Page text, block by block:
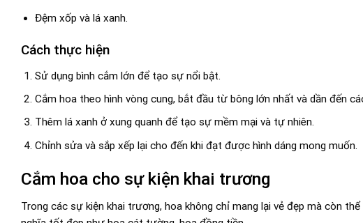
Đệm xốp và lá xanh.
Cách thực hiện
Sử dụng bình cắm lớn để tạo sự nổi bật.
Cắm hoa theo hình vòng cung, bắt đầu từ bông lớn nhất và dần đến
Thêm lá xanh ở xung quanh để tạo sự mềm mại và tự nhiên.
Chỉnh sửa và sắp xếp lại cho đến khi đạt được hình dáng mong muốn.
Cắm hoa cho sự kiện khai trương
Trong các sự kiện khai trương, hoa không chỉ mang lại vẻ đẹp mà còn